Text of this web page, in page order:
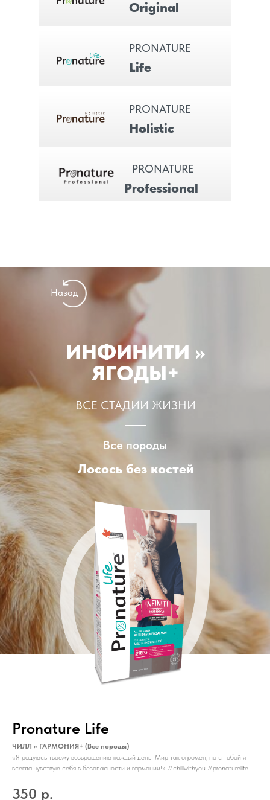
Original
Life
PRONATURE
Holistic
Professional
PRONATURE
PRONATURE
ИНФИНИТИ >>
ЯГОДЫ+
ВСЕ СТАДИИ ЖИЗНИ
Все породы
Лосось без костей
Назад
Pronature Life
ЧИЛЛ >> ГАРМОНИЯ+ (Все породы)
«Я радуюсь твоему возвращению каждый день! Мир так огромен, но с тобой я
всегда чувствую себя в безопасности и гармонии!» #chillwithyou #pronaturelife
350 р.